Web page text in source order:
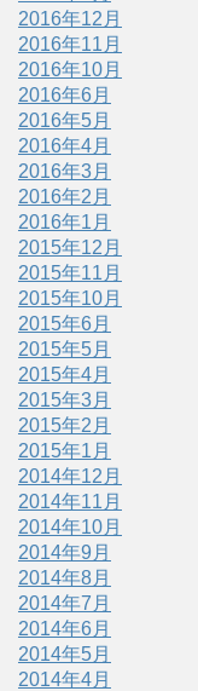
2016年12月
2016年11月
2016年10月
2016年6月
2016年5月
2016年4月
2016年3月
2016年2月
2016年1月
2015年12月
2015年11月
2015年10月
2015年6月
2015年5月
2015年4月
2015年3月
2015年2月
2015年1月
2014年12月
2014年11月
2014年10月
2014年9月
2014年8月
2014年7月
2014年6月
2014年5月
2014年4月